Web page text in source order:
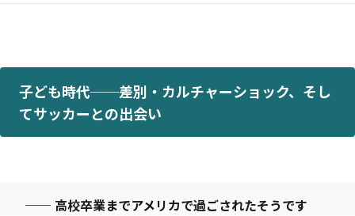
子ども時代──差別・カルチャーショック、そし
てサッカーとの出会い
── 高校卒業までアメリカで過ごされたそうです